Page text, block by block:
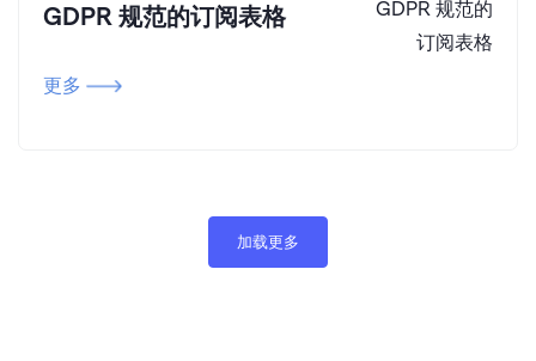
GDPR 规范的订阅表格
更多
加载更多